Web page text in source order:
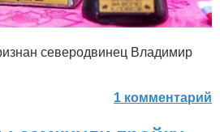
северодвинец Владимир
1 комментарий